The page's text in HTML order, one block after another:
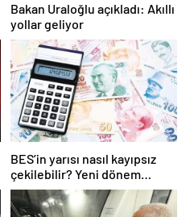
Bakan Uraloğlu açıkladı: Akıllı
yollar geliyor
BES’in yarısı nasıl kayıpsız
çekilebilir? Yeni dönem
temmuzda başlıyor, işte
şartlar…